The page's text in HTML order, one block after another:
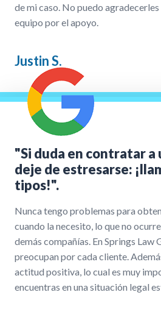
de mi caso. No puedo
equipo por el apoyo.
Justin S.
"Si duda en contratar a
deje de estresarse:
tipos!".
Nunca tengo problemas para
cuando la necesito, lo que no
demás compañías. En Springs Law
preocupan por cada cliente.
actitud positiva, lo cual es muy
encuentras en una situación legal